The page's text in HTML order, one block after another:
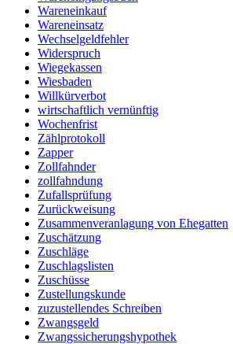
Wareneinkauf
Wareneinsatz
Wechselgeldfehler
Widerspruch
Wiegekassen
Wiesbaden
Willkürverbot
wirtschaftlich vernünftig
Wochenfrist
Zählprotokoll
Zapper
Zollfahnder
zollfahndung
Zufallsprüfung
Zurückweisung
Zusammenveranlagung von Ehegatten
Zuschätzung
Zuschläge
Zuschlagslisten
Zuschüsse
Zustellungskunde
zuzustellendes Schreiben
Zwangsgeld
Zwangssicherungshypothek